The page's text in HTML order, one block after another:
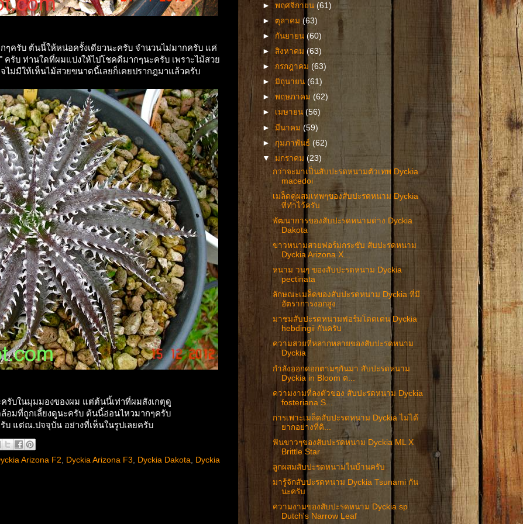
ครับ ต้นนี้ให้หน่อครั้งเดียวนะครับ จำนวนไม่มากครับ แค่
ครับ ท่านใดที่ผมแบ่งให้ไปโชคดีมากๆนะครับ เพราะไม้สวย
ไม่มีให้เห็นไม้สวยขนาดนี้เลยก็เคยปรากฎมาแล้วครับ
ครับในมุมมองของผม แต่ต้นนี้เท่าที่ผมสังเกตุดู
อมที่ถูกเลี้ยงดูนะครับ ต้นนี้อ่อนไหวมากๆครับ
แต่ณ.ปจจุบัน อย่างที่เห็นในรูปเลยครับ
Arizona F2, Dyckia Arizona F3, Dyckia Dakota, Dyckia
►พฤศจิกายน(61)
► ตุลาคม(63)
► กันยายน(60)
►สิงหาคม(63)
► กรกฎาคม(63)
►มิถุนายน(61)
►พฤษภาคม(62)
► เมษายน(56)
►มีนาคม(59)
► กุมภาพันธ์ (62)
▼มกราคม(23)
กว่าจะมาเป็นสับปะรดหนามตัวเทพ Dyckia
macedoi
เมล็ดคู่ผสมเทพๆของสับปะรดหนาม Dyckia
ที่ทำไว้ครับ
พัฒนาการของสับปะรดหนามด่าง Dyckia
Dakota
ขาวหนามสวยฟอร์มกระชับ สับปะรดหนาม
Dyckia Arizona X...
หนาม วนๆ ของสับปะรดหนาม Dyckia
pectinata
ลักษณะเมล็ดของสับปะรดหนาม Dyckia ที่มี
อัตราการงอกสูง
มาชมสับปะรดหนามฟอร์มโดดเด่น Dyckia
hebdingii กันครับ
ความสวยที่หลากหลายของสับปะรดหนาม
Dyckia
กำลังออกดอกตามๆกันมา สับปะรดหนาม
Dyckia in Bloom ต...
ความงามที่ลงตัวของ สับปะรดหนาม Dyckia
fosteriana S...
การเพาะเมล็ดสับปะรดหนาม Dyckia ไม่ได้
ยากอย่างที่คิ...
ฟันขาวๆของสับปะรดหนาม Dyckia ML X
Brittle Star
ลูกผสมสับปะรดหนามในบ้านครับ
มารู้จักสับปะรดหนาม Dyckia Tsunami กัน
นะครับ
ความงามของสับปะรดหนาม Dyckia sp
Dutch's Narrow Leaf